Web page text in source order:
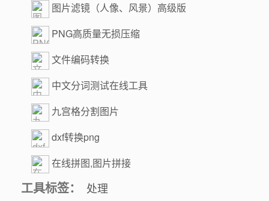
图片滤镜（人像、风景）高级版
PNG高质量无损压缩
文件编码转换
中文分词测试在线工具
九宫格分割图片
dxf转换png
在线拼图,图片拼接
工具标签： 处理